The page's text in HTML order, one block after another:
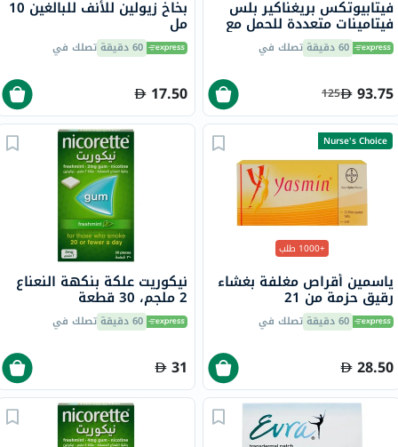
فيتابيوتكس بريغناكير بلس
فيتامينات متعددة للحمل مع
حمض الفوليك وحمض
الدوكوساهيكسانويك حزمة
كبسولة
60 دقيقة تصلك في
93.75
125
بخاخ زيولين للأنف للبالغين 10
مل
60 دقيقة تصلك في
17.50
Nurse's Choice
+1000 طلب
ياسمين أقراص مغلفة بغشاء
رقيق حزمة من 21
60 دقيقة تصلك في
28.50
نيكوريت علكة بنكهة النعناع
2 ملجم، 30 قطعة
60 دقيقة تصلك في
31